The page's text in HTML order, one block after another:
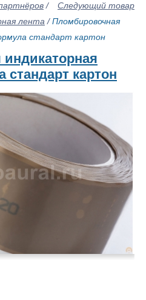
Следующий товар
/
лента /Пломбировочная
стандарт картон
стандарт картон